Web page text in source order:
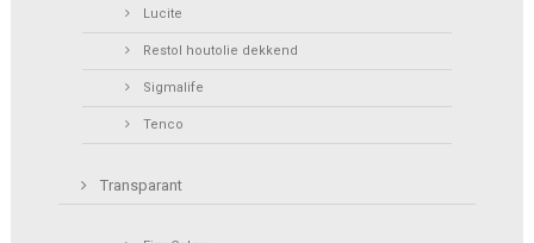
Lucite
Restol houtolie dekkend
Sigmalife
Tenco
Transparant